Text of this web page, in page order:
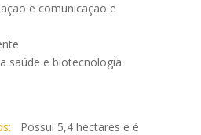
e comunicação e
saúde e biotecnologia
Possui 5,4 hectares e é